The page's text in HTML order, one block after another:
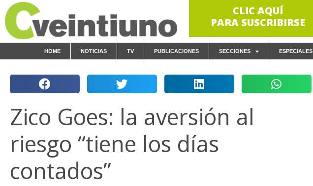
CLIC AQUÍ
PARA SUSCRIBIRSE
HOME NOTICIAS TV PUBLICACIONES SECCIONES ESPECIALES
Zico Goes: la aversión al
riesgo “tiene los días
contados”